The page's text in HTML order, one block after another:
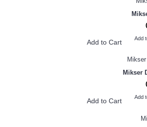
Add to Cart Add
Mikser
Add to Cart Add